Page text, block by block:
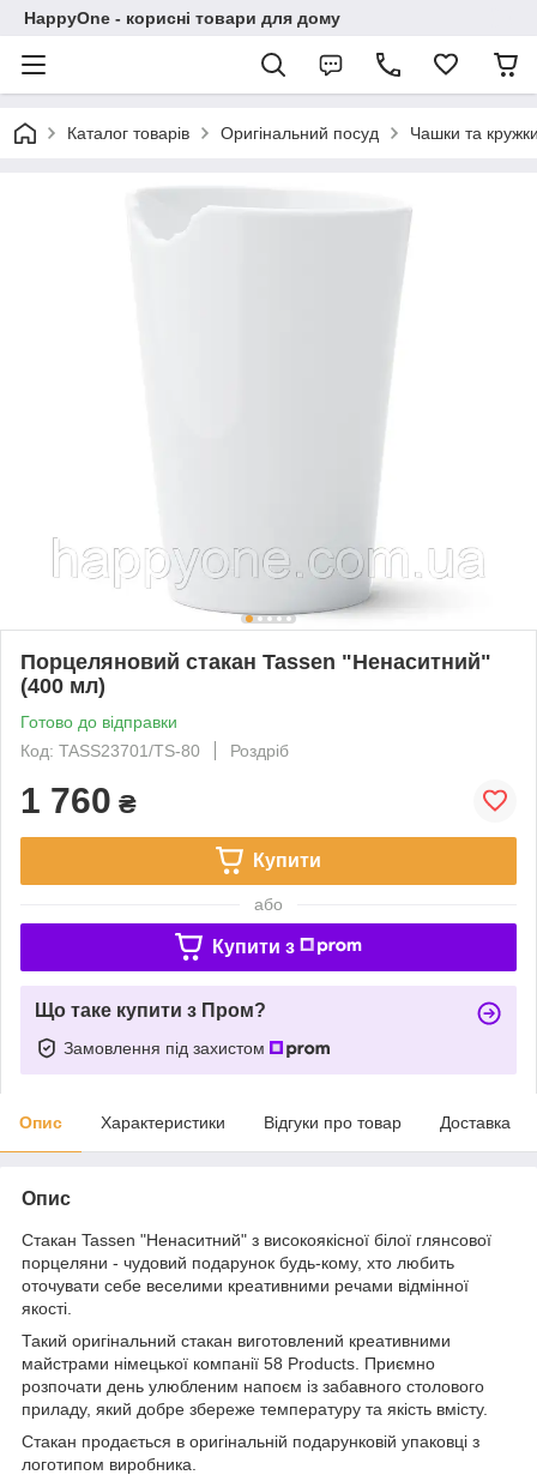
HappyOne - корисні товари для дому
Каталог товарів Оригінальний посуд Чашки та
Порцеляновий стакан Tassen "Ненаситний"
(400 мл)
Готово до відправки
Код: TASS23701/TS-80
Роздріб
1 760 ₴
Купити
або
Купити з
Що таке купити з Пром?
Замовлення під захистом
Опис Характеристики Відгуки про товар Доставка
Опис
Стакан Tassen "Ненаситний" з високоякісної білої глянсової
порцеляни - чудовий подарунок будь-кому, хто любить
оточувати себе веселими креативними речами відмінної
якості.
Такий оригінальний стакан виготовлений креативними
майстрами німецької компанії 58 Products. Приємно
розпочати день улюбленим напоєм із забавного столового
приладу, який добре збереже температуру та якість вмісту.
Стакан продається в оригінальній подарунковій упаковці з
логотипом виробника.